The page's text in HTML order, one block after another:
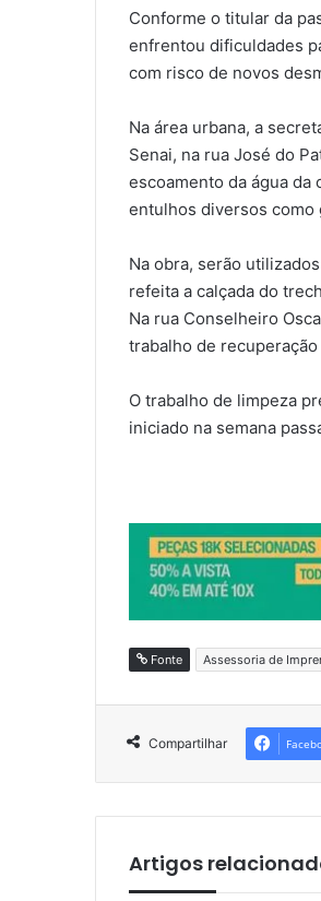
Conforme o titular da
enfrentou dificuldades
com risco de novos
Na área urbana, a
Senai, na rua José do
escoamento da água da
entulhos diversos como
Na obra, serão
refeita a calçada do
Na rua Conselheiro
trabalho de
O trabalho de limpeza
iniciado na semana
Fonte Assessoria de
Compartilhar
Artigos